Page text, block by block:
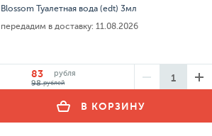
Blossom Туалетная вода (edt) 3мл
передадим в доставку: 11.08.2026
83
рубля
98рублей
В КОРЗИНУ